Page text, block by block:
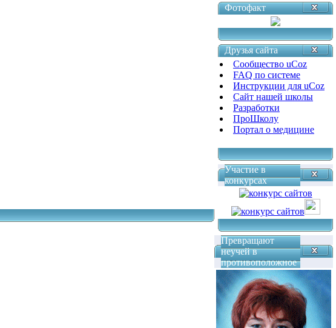
Фотофакт
Друзья сайта
Сообщество uCoz
FAQ по системе
Инструкции для uCoz
Сайт нашей школы
Разработки
ПроШколу
Портал о медицине
Участие в
конкурсах
Превращают
неучей в
противоположное